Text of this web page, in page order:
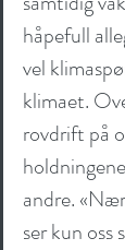
håpefull
vel
klimaet.
rovdrift på
andre.
ser kun oss